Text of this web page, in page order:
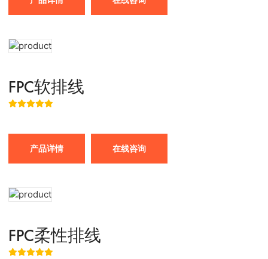
FPC软排线
产品详情 在线咨询
FPC柔性排线